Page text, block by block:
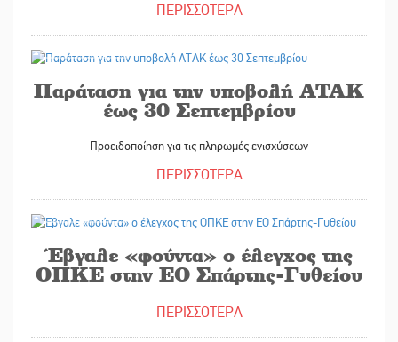
ΠΕΡΙΣΣΟΤΕΡΑ
Παράταση για την υποβολή ΑΤΑΚ
έως 30 Σεπτεμβρίου
Προειδοποίηση για τις πληρωμές ενισχύσεων
ΠΕΡΙΣΣΟΤΕΡΑ
Έβγαλε «φούντα» ο έλεγχος της
ΟΠΚΕ στην ΕΟ Σπάρτης-Γυθείου
ΠΕΡΙΣΣΟΤΕΡΑ